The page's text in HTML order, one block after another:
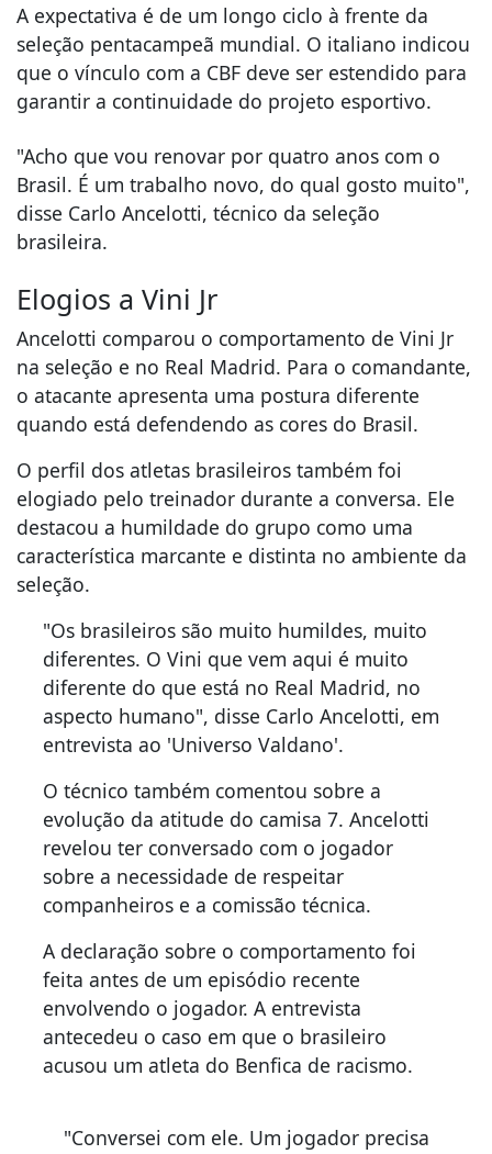
A expectativa é de um longo ciclo à frente da
seleção pentacampeã mundial. O italiano indicou
que o vínculo com a CBF deve ser estendido para
garantir a continuidade do projeto esportivo.
"Acho que vou renovar por quatro anos com o
Brasil. É um trabalho novo, do qual gosto muito",
disse Carlo Ancelotti, técnico da seleção
brasileira.
Elogios a Vini Jr
Ancelotti comparou o comportamento de Vini Jr
na seleção e no Real Madrid. Para o comandante,
o atacante apresenta uma postura diferente
quando está defendendo as cores do Brasil.
O perfil dos atletas brasileiros também foi
elogiado pelo treinador durante a conversa. Ele
destacou a humildade do grupo como uma
característica marcante e distinta no ambiente da
seleção.
"Os brasileiros são muito humildes, muito
diferentes. O Vini que vem aqui é muito
diferente do que está no Real Madrid, no
aspecto humano", disse Carlo Ancelotti, em
entrevista ao 'Universo Valdano'.
O técnico também comentou sobre a
evolução da atitude do camisa 7. Ancelotti
revelou ter conversado com o jogador
sobre a necessidade de respeitar
companheiros e a comissão técnica.
A declaração sobre o comportamento foi
feita antes de um episódio recente
envolvendo o jogador. A entrevista
antecedeu o caso em que o brasileiro
acusou um atleta do Benfica de racismo.
"Conversei com ele. Um jogador precisa